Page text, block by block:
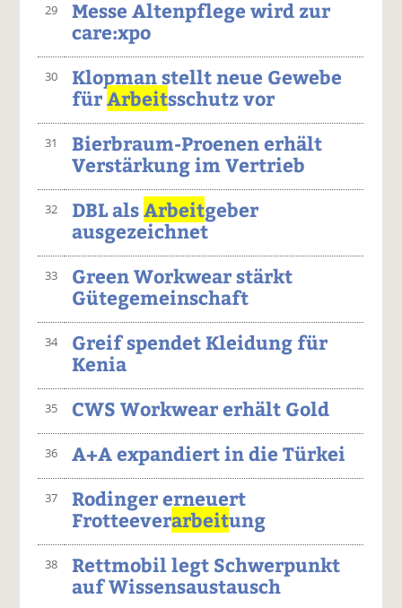
29
Messe Altenpflege wird zur
care:xpo
30
Klopman stellt neue Gewebe
fürArbeitsschutz vor
31
Bierbraum-Proenen erhält
Verstärkung im Vertrieb
32 DBL alsArbeitgeber
ausgezeichnet
33
Green Workwear stärkt
Gütegemeinschaft
34
Greif spendet Kleidung für
Kenia
35 CWS Workwear erhält Gold
36 A+A expandiert in die Türkei
37
Rodinger erneuert
Frotteeverarbeitung
38
Rettmobil legt Schwerpunkt
auf Wissensaustausch